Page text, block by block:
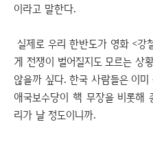
이라고 말한다.
실제로 우리 한반도가 영화 <강
게 전쟁이 벌어질지도 모르는 상
않을까 싶다. 한국 사람들은 이
애국보수당이 핵 무장을 비롯해
리가 날 정도이니까.